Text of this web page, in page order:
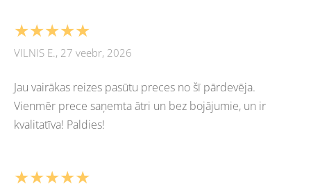
★★★★★
VILNIS E., 27 veebr, 2026
Jau vairākas reizes pasūtu preces no šī pārdevēja.
Vienmēr prece saņemta ātri un bez bojājumie, un ir
kvalitatīva! Paldies!
★★★★★